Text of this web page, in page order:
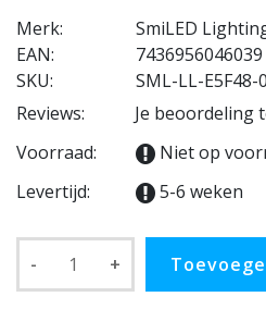
Merk:
SmiLED
EAN:
7436956046039
SKU:
SML-LL-E5F48-
Reviews:
Je beoordeling
Voorraad:
Niet op
Levertijd:
5-6 weken
- +